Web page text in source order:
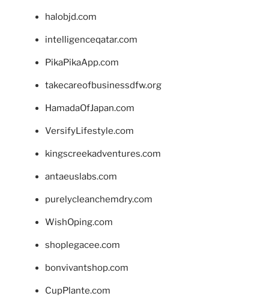
halobjd.com
intelligenceqatar.com
PikaPikaApp.com
takecareofbusinessdfw.org
HamadaOfJapan.com
VersifyLifestyle.com
kingscreekadventures.com
antaeuslabs.com
purelycleanchemdry.com
WishOping.com
shoplegacee.com
bonvivantshop.com
CupPlante.com